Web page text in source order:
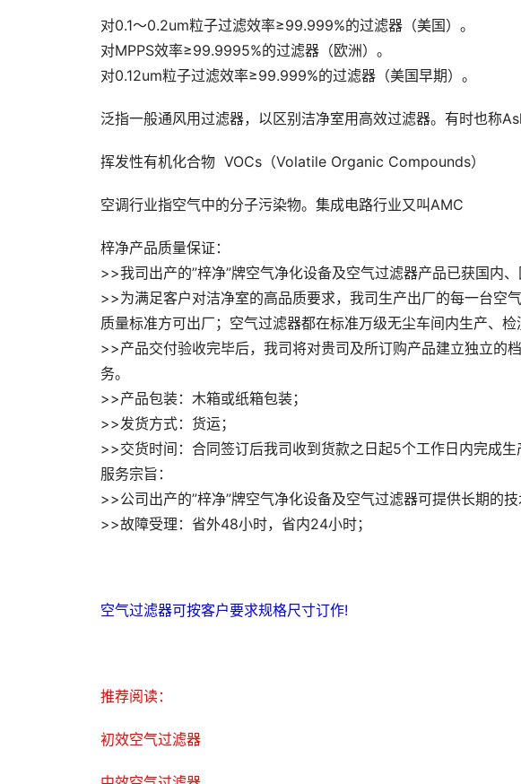
对0.1～0.2um粒子过滤效率≥99.999%的过滤器（美国）。
对MPPS效率≥99.9995%的过滤器（欧洲）。
对0.12um粒子过滤效率≥99.999%的过滤器（美国早期）。
泛指一般通风用过滤器，以区别洁净室用高效过滤器。有时也称
挥发性有机化合物  VOCs（Volatile Organic Compounds）
空调行业指空气中的分子污染物。集成电路行业又叫AMC
梓净产品质量保证：
>>我司出产的”梓净”牌空气净化设备及空气过滤器产品已获国内
>>为满足客户对洁净室的高品质要求，我司生产出厂的每一台空
质量标准方可出厂；空气过滤器都在标准万级无尘车间内生产、检
>>产品交付验收完毕后，我司将对贵司及所订购产品建立独立的
务。
>>产品包装：木箱或纸箱包装；
>>发货方式：货运；
>>交货时间：合同签订后我司收到货款之日起5个工作日内完成
服务宗旨：
>>公司出产的”梓净”牌空气净化设备及空气过滤器可提供长期的
>>故障受理：省外48小时，省内24小时；
空气过滤器可按客户要求规格尺寸订作!
推荐阅读：
初效空气过滤器